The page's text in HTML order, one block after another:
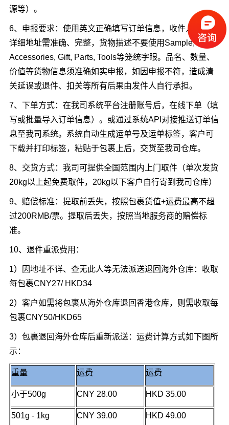
源等）。
6、申报要求：使用英文正确填写订单信息，收件人姓名、
详细地址需准确、完整，货物描述不要使用Sample,
Accessories, Gift, Parts, Tools等笼统字眼。品名、数量、
价值等货物信息须准确如实申报，如因申报不符，造成清
关延误或退件、扣关等所有后果由发件人自行承担。
7、下单方式：在我司系统平台注册账号后，在线下单（填
写或批量导入订单信息）。或通过系统API对接推送订单信
息至我司系统。系统自动生成运单号及运单标签，客户可
下载并打印标签，粘贴于包裹上后，交货至我司仓库。
8、交货方式：我司可提供全国范围内上门取件（单次发货
20kg以上起免费取件，20kg以下客户自行寄到我司仓库）
9、赔偿标准：提取前丢失，按照包裹货值+运费最高不超
过200RMB/票。提取后丢失，按照当地服务商的赔偿标
准。
10、退件重派费用：
1）因地址不详、查无此人等无法派送退回海外仓库：收取
每包裹CNY27/ HKD34
2）客户如需将包裹从海外仓库退回香港仓库，则需收取每
包裹CNY50/HKD65
3）包裹退回海外仓库后重新派送：运费计算方式如下图所
示：
重量 运费 运费
小于500g CNY 28.00 HKD 35.00
501g - 1kg CNY 39.00 HKD 49.00